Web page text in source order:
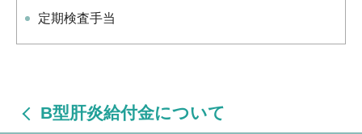
定期検査手当
B型肝炎給付金について